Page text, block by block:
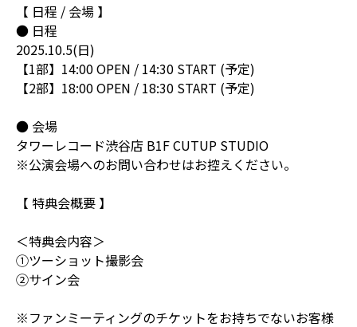
【 日程 / 会場 】
● 日程
2025.10.5(日)
【1部】14:00 OPEN / 14:30 START (予定)
【2部】18:00 OPEN / 18:30 START (予定)
● 会場
タワーレコード渋谷店 B1F CUTUP STUDIO
※公演会場へのお問い合わせはお控えください。
【 特典会概要 】
＜特典会内容＞
①ツーショット撮影会
②サイン会
※ファンミーティングのチケットをお持ちでないお客様